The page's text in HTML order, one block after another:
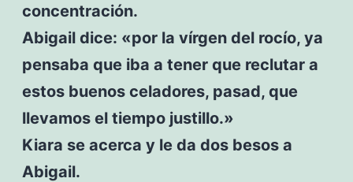
concentración.
Abigail dice: «por la vírgen del rocío, ya
pensaba que iba a tener que reclutar a
estos buenos celadores, pasad, que
llevamos el tiempo justillo.»
Kiara se acerca y le da dos besos a
Abigail.